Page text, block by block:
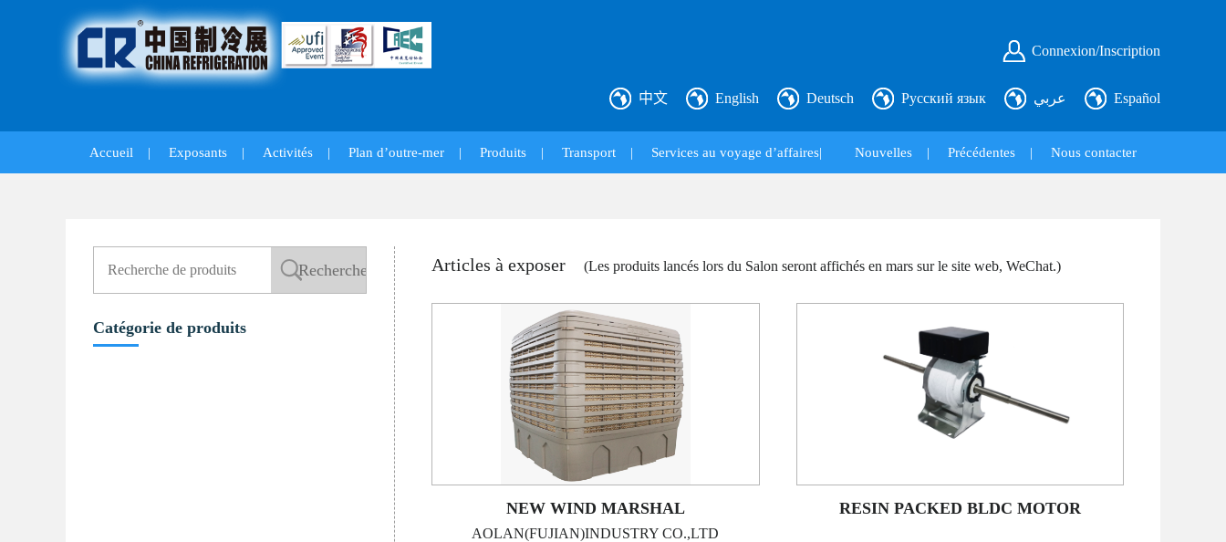
Connexion/Inscription
中文 English Deutsch Русский язык عربي Español
Accueil | Exposants | Activités | Plan d’outre-mer | Produits | Transport | Services au voyage d’affaires| Nouvelles | Précédentes | Nous contacter
Catégorie de produits
Articles à exposer (Les produits lancés lors du Salon seront affichés en mars sur le site web, WeChat.)
NEW WIND MARSHAL
AOLAN(FUJIAN)INDUSTRY CO.,LTD
RESIN PACKED BLDC MOTOR